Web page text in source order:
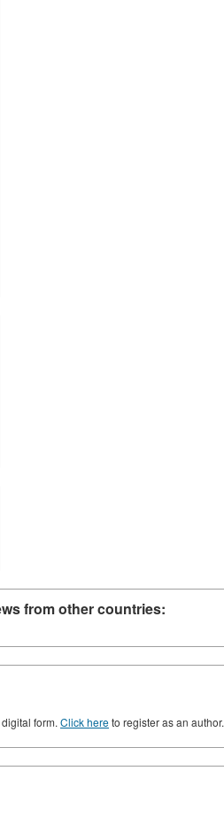
from other countries:
form. Click hereto register as an author.